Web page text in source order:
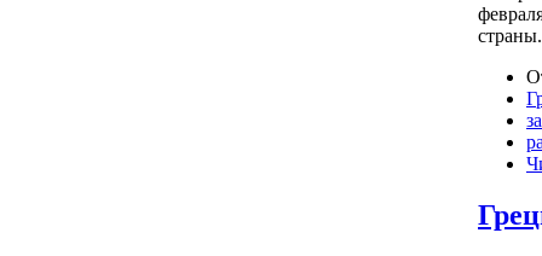
страны.